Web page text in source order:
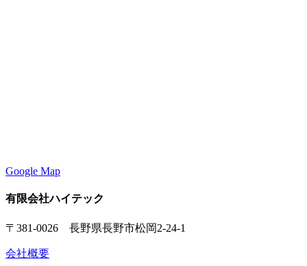
Google Map
有限会社ハイテック
〒381-0026 長野県長野市松岡2-24-1
会社概要